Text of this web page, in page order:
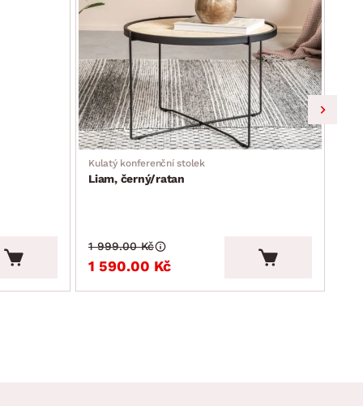
Kulatý konferenční stolek
Liam, černý/ratan
1 590.00 Kč
1 999.00 Kč